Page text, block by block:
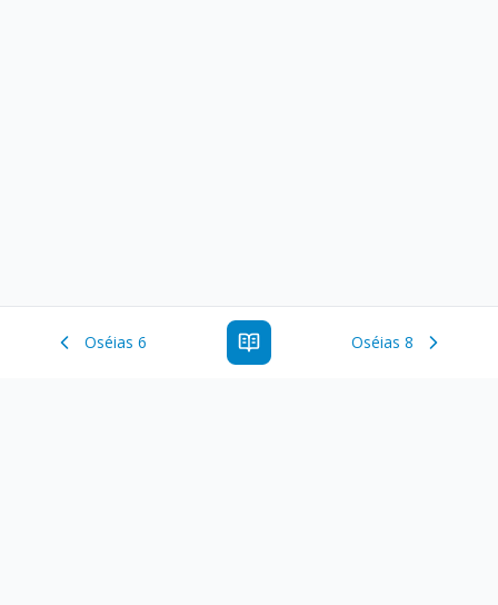
Oséias 6 Oséias 8